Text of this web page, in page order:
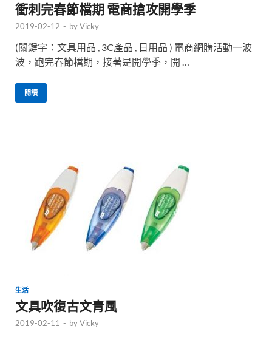
衝刺完春節檔期 電商搶攻開學季
2019-02-12 - byVicky
(關鍵字：文具用品 , 3C產品 , 日用品 ) 電商網購活動一波
波，跑完春節檔期，接著是開學季，開 …
閱讀
生活
文具吹復古文青風
2019-02-11 - byVicky